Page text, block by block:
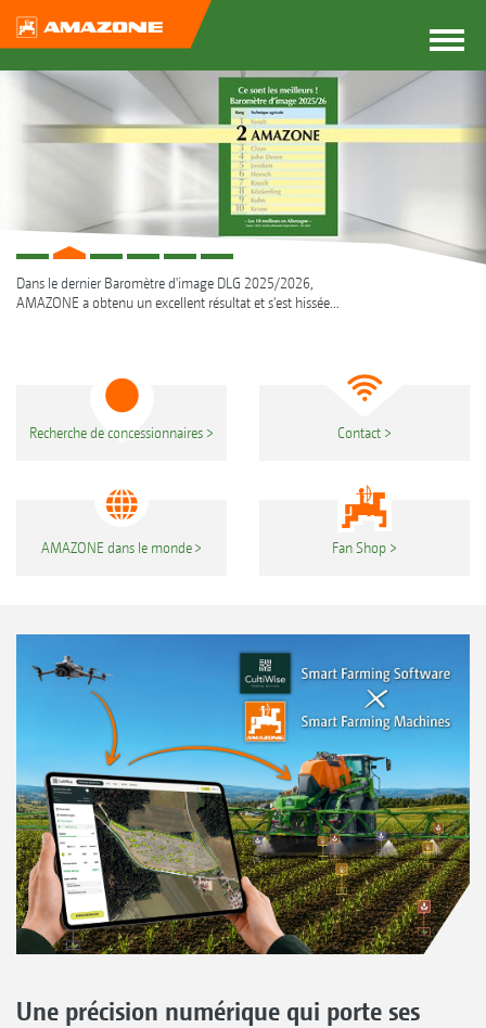
Dans le dernier Baromètre d'image DLG 2025/2026,
AMAZONE a obtenu un excellent résultat et s'est hissée
Recherche de concessionnaires Contact
AMAZONE dans le monde Fan Shop
Une précision numérique qui porte ses